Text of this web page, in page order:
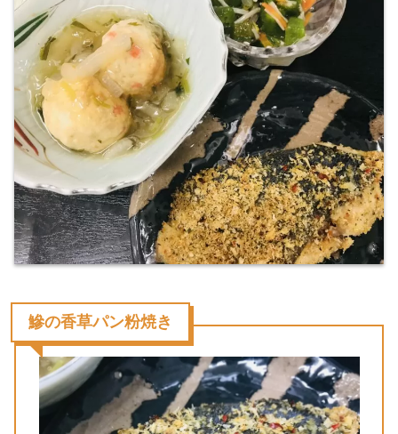
鰺の香草パン粉焼き